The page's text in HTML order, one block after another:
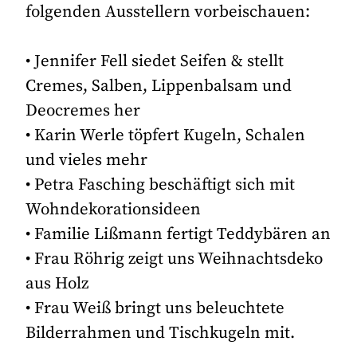
folgenden Ausstellern vorbeischauen:
• Jennifer Fell siedet Seifen & stellt
Cremes, Salben, Lippenbalsam und
Deocremes her
• Karin Werle töpfert Kugeln, Schalen
und vieles mehr
• Petra Fasching beschäftigt sich mit
Wohndekorationsideen
• Familie Lißmann fertigt Teddybären an
• Frau Röhrig zeigt uns Weihnachtsdeko
aus Holz
• Frau Weiß bringt uns beleuchtete
Bilderrahmen und Tischkugeln mit.